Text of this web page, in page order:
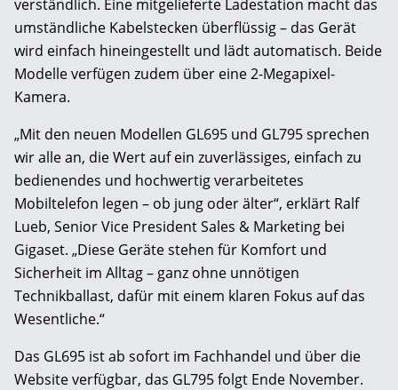
verständlich. Eine mitgelieferte Ladestation macht das
umständliche Kabelstecken überflüssig – das Gerät
wird einfach hineingestellt und lädt automatisch. Beide
Modelle verfügen zudem über eine 2-Megapixel-
Kamera.
„Mit den neuen Modellen GL695 und GL795 sprechen
wir alle an, die Wert auf ein zuverlässiges, einfach zu
bedienendes und hochwertig verarbeitetes
Mobiltelefon legen – ob jung oder älter“, erklärt Ralf
Lueb, Senior Vice President Sales & Marketing bei
Gigaset. „Diese Geräte stehen für Komfort und
Sicherheit im Alltag – ganz ohne unnötigen
Technikballast, dafür mit einem klaren Fokus auf das
Wesentliche.“
Das GL695 ist ab sofort im Fachhandel und über die
Website verfügbar, das GL795 folgt Ende November.